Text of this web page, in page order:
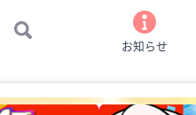
お知らせ